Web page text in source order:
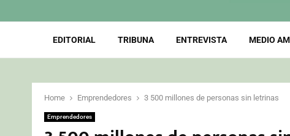
EDITORIAL TRIBUNA ENTREVISTA MEDIO
Home Emprendedores 3 500 millones de personas sin letrinas
Emprendedores